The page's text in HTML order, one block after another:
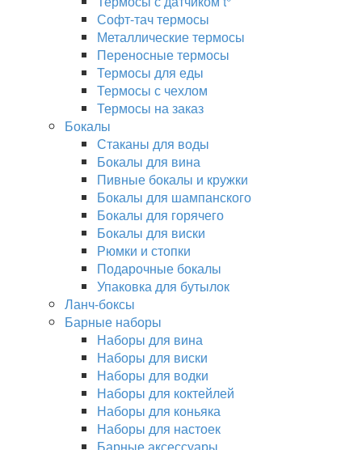
Софт-тач термосы
Металлические термосы
Переносные термосы
Термосы для еды
Термосы с чехлом
Термосы на заказ
Бокалы
Стаканы для воды
Бокалы для вина
Пивные бокалы и кружки
Бокалы для шампанского
Бокалы для горячего
Бокалы для виски
Рюмки и стопки
Подарочные бокалы
Упаковка для бутылок
Ланч-боксы
Барные наборы
Наборы для вина
Наборы для виски
Наборы для водки
Наборы для коктейлей
Наборы для коньяка
Наборы для настоек